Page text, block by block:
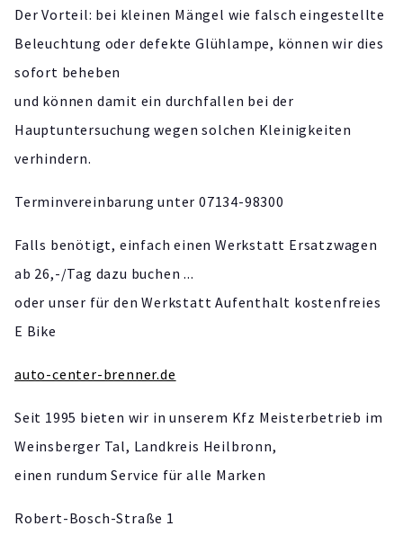
Der Vorteil: bei kleinen Mängel wie falsch eingestellte
Beleuchtung oder defekte Glühlampe, können wir dies
sofort beheben
und können damit ein durchfallen bei der
Hauptuntersuchung wegen solchen Kleinigkeiten
verhindern.
Terminvereinbarung unter 07134-98300
Falls benötigt, einfach einen Werkstatt Ersatzwagen
ab 26,-/Tag dazu buchen ...
oder unser für den Werkstatt Aufenthalt kostenfreies
E Bike
auto-center-brenner.de
Seit 1995 bieten wir in unserem Kfz Meisterbetrieb im
Weinsberger Tal, Landkreis Heilbronn,
einen rundum Service für alle Marken
Robert-Bosch-Straße 1